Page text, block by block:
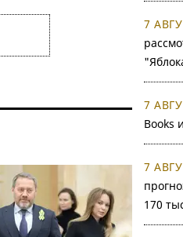
7
7
Books
7
170